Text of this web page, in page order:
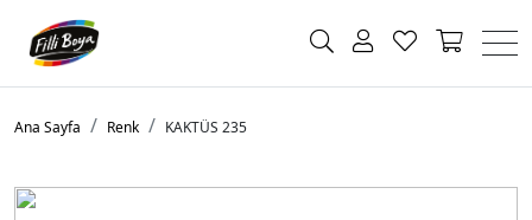
Ana Sayfa Renk KAKTÜS 235